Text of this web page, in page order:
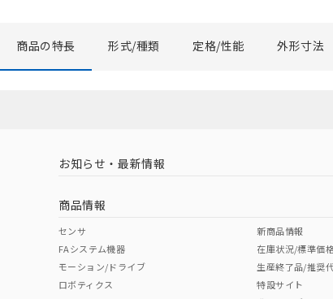
商品の特長 形式/種類 定格/性能 外形寸法
お知らせ・最新情報
商品情報
センサ
FAシステム機器
モーション/ドライブ
ロボティクス
新商品情報
在庫状況/標準価
生産終了品/推奨
特設サイト